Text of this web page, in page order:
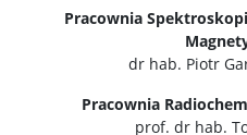
Pracownia
dr hab. Piotr
Pracownia
prof. dr hab.